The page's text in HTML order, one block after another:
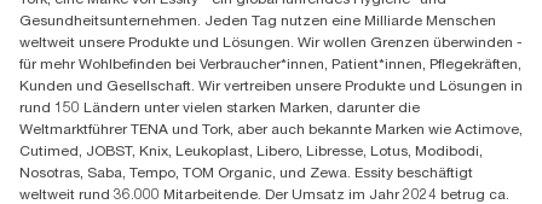
Sandhofer Straße 176
68305 Mannheim
Mo-Do 8:00-16:30 Uhr | Fr 8:00-15:00
Gesundheitsunternehmen. Jeden Tag nutzen eine Milliarde Menschen
weltweit unsere Produkte und Lösungen. Wir wollen Grenzen überwinden -
für mehr Wohlbefinden bei Verbraucher*innen, Patient*innen, Pflegekräften,
Kunden und Gesellschaft. Wir vertreiben unsere Produkte und Lösungen in
rund 150 Ländern unter vielen starken Marken, darunter die
Weltmarktführer TENA und Tork, aber auch bekannte Marken wie Actimove,
Cutimed, JOBST, Knix, Leukoplast, Libero, Libresse, Lotus, Modibodi,
Nosotras, Saba, Tempo, TOM Organic, und Zewa. Essity beschäftigt
weltweit rund 36.000 Mitarbeitende. Der Umsatz im Jahr 2024 betrug ca.